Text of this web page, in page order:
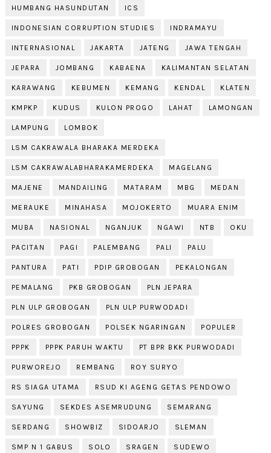
HUMBANG HASUNDUTAN ICS
INDONESIAN CORRUPTION STUDIES INDRAMAYU
INTERNASIONAL JAKARTA JATENG JAWA TENGAH
JEPARA JOMBANG KABAENA KALIMANTAN SELATAN
KARAWANG KEBUMEN KEMANG KENDAL KLATEN
KMPKP KUDUS KULON PROGO LAHAT LAMONGAN
LAMPUNG LOMBOK
LSM CAKRAWALA BHARAKA MERDEKA
LSM CAKRAWALABHARAKAMERDEKA MAGELANG
MAJENE MANDAILING MATARAM MBG MEDAN
MERAUKE MINAHASA MOJOKERTO MUARA ENIM
MUBA NASIONAL NGANJUK NGAWI NTB OKU
PACITAN PAGI PALEMBANG PALI PALU
PANTURA PATI PDIP GROBOGAN PEKALONGAN
PEMALANG PKB GROBOGAN PLN JEPARA
PLN ULP GROBOGAN PLN ULP PURWODADI
POLRES GROBOGAN POLSEK NGARINGAN POPULER
PPPK PPPK PARUH WAKTU PT BPR BKK PURWODADI
PURWOREJO REMBANG ROY SURYO
RS SIAGA UTAMA RSUD KI AGENG GETAS PENDOWO
SAYUNG SEKDES ASEMRUDUNG SEMARANG
SERDANG SHOWBIZ SIDOARJO SLEMAN
SMP N 1 GABUS SOLO SRAGEN SUDEWO